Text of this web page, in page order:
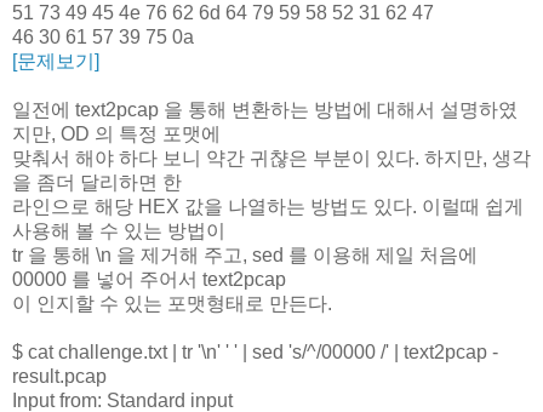
51 73 49 45 4e 76 62 6d 64 79 59 58 52 31 62 47
46 30 61 57 39 75 0a
[문제보기]
일전에 text2pcap 을 통해 변환하는 방법에 대해서 설명하였
지만, OD 의 특정 포맷에
맞춰서 해야 하다 보니 약간 귀챦은 부분이 있다. 하지만, 생각
을 좀더 달리하면 한
라인으로 해당 HEX 값을 나열하는 방법도 있다. 이럴때 쉽게
사용해 볼 수 있는 방법이
tr 을 통해 \n 을 제거해 주고, sed 를 이용해 제일 처음에
00000 를 넣어 주어서 text2pcap
이 인지할 수 있는 포맷형태로 만든다.
$ cat challenge.txt | tr '\n' ' ' | sed 's/^/00000 /' | text2pcap -
result.pcap
Input from: Standard input